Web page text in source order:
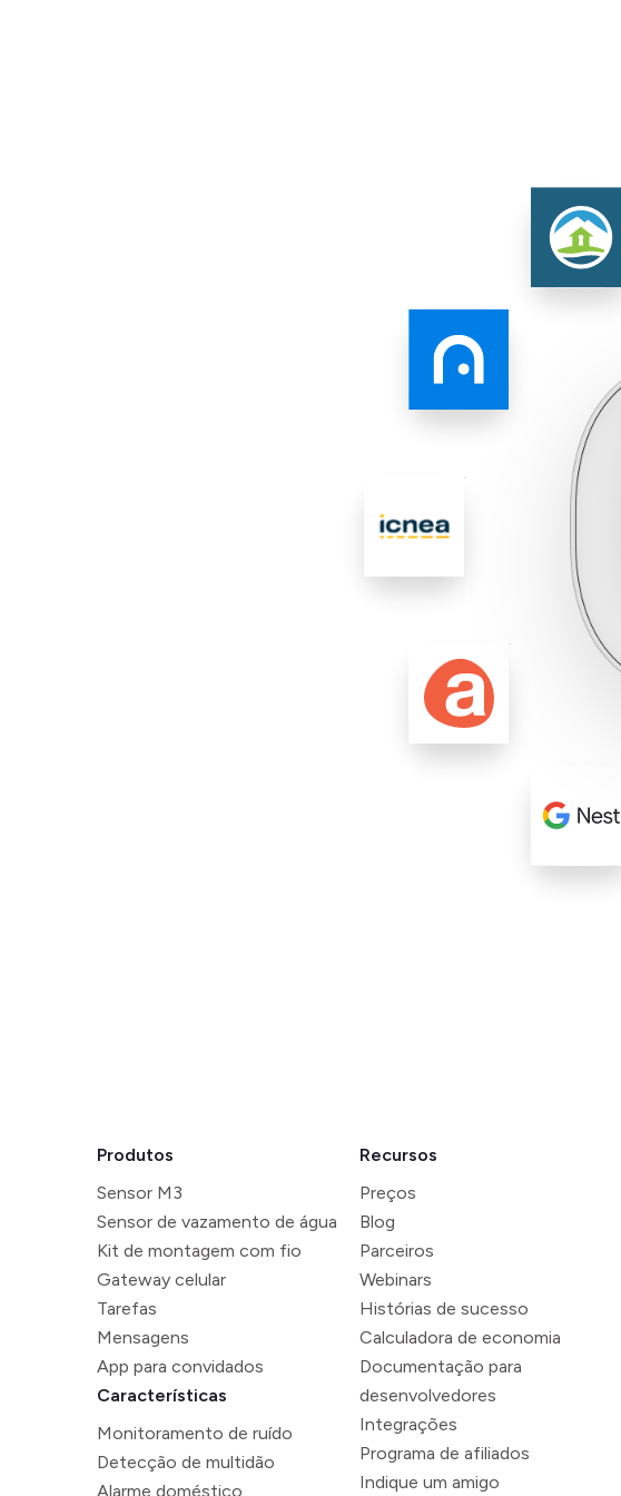
Produtos
Sensor M3
Sensor de vazamento de água
Kit de montagem com fio
Gateway celular
Tarefas
Mensagens
App para convidados
Características
Monitoramento de ruído
Detecção de multidão
Alarme doméstico
Recursos
Preços
Blog
Parceiros
Webinars
Histórias de sucesso
Calculadora de economia
Documentação para
desenvolvedores
Integrações
Programa de afiliados
Indique um amigo